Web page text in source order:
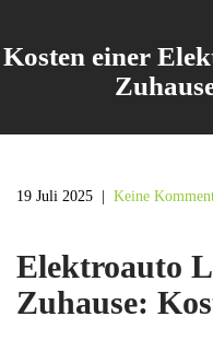
Kosten einer
19 Juli 2025 Keine
Elektroauto
Zuhause: